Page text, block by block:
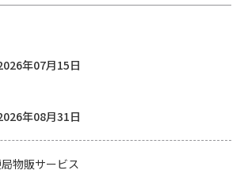
年07月15日
年08月31日
局物販サービス